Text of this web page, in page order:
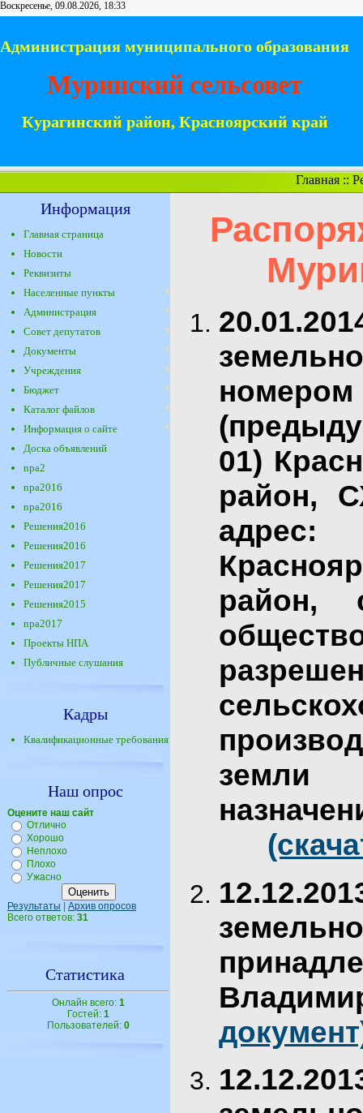
Воскресенье, 09.08.2026, 18:33
Администрация муниципального образования
Муринский сельсовет
Курагинский район, Красноярский край
Главная::
Информация
Главная страница
Новости
Реквизиты
Населенные пункты
Администрация
Совет депутатов
Документы
Учреждения
Бюджет
Каталог файлов
Информация о сайте
Доска объявлений
npa2
npa2016
npa2016
Решения2016
Решения2016
Решения2017
Решения2017
Решения2015
npa2017
Проекты НПА
Публичные слушания
Кадры
Квалификационные требования
Наш опрос
Оцените наш сайт
Отлично
Хорошо
Неплохо
Плохо
Ужасно
Результаты
Архив опросов
Всего ответов: 31
Статистика
Онлайн всего: 1
Гостей: 1
Пользователей: 0
01)
район,
адрес:
район,
земли